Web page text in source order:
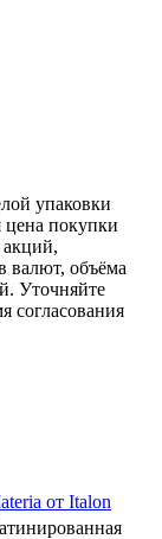
упаковки
цена покупки
акций,
валют, объёма
Уточняйте
согласования
от Italon